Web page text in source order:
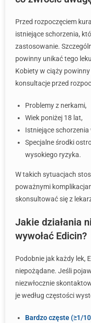
Przed rozpoczęciem
istniejące schorzenia,
zastosowanie.
powinny unikać tego
Kobiety w ciąży
konsultacje przed
Problemy z nerkami,
Wiek poniżej 18 lat,
Istniejące
Specjalne środki
wysokiego ryzyka.
W takich sytuacjach
poważnymi
skonsultować się z
Jakie działania
wywołać Edicin?
Podobnie jak każdy lek,
niepożądane. Jeśli
niezwłocznie
je według częstości
Bardzo częste (≥1/